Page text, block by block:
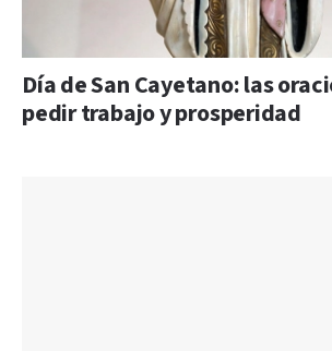
Día de San Cayetano: las
pedir trabajo y prosperidad